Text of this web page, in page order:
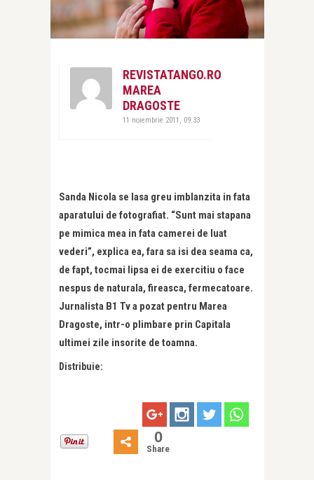
REVISTATANGO.RO
MAREA
DRAGOSTE
11 noiembrie 2011, 09:33
Sanda Nicola se lasa greu imblanzita in fata
aparatului de fotografiat. “Sunt mai stapana
pe mimica mea in fata camerei de luat
vederi”, explica ea, fara sa isi dea seama ca,
de fapt, tocmai lipsa ei de exercitiu o face
nespus de naturala, fireasca, fermecatoare.
Jurnalista B1 Tv a pozat pentru Marea
Dragoste, intr-o plimbare prin Capitala
ultimei zile insorite de toamna.
Distribuie:
0
Share